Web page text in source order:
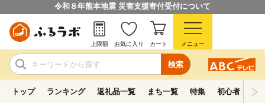
令和８年熊本地震 災害支援寄付受付について
検索
上限額 お気に入り カート メニュー
トップ ランキング 返礼品一覧 まち一覧 特集 初心者ガイド